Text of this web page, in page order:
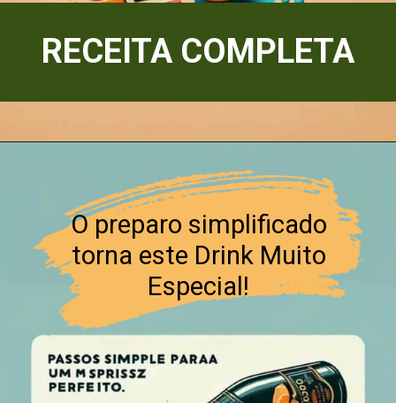
RECEITA COMPLETA
O preparo simplificado
torna este Drink Muito
Especial!